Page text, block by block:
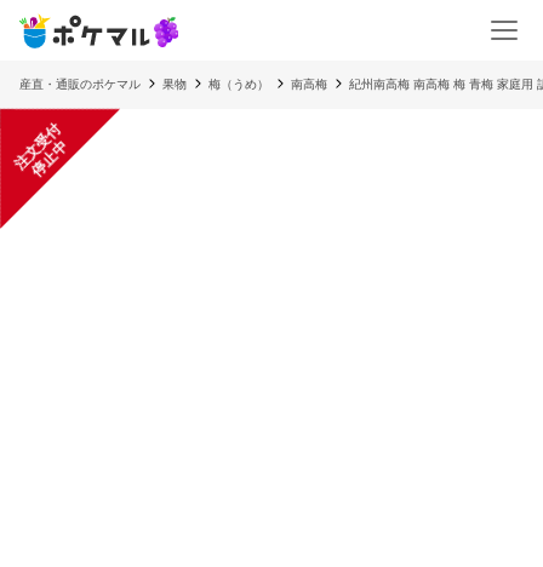
産直・通販のポケマル 果物 梅（うめ） 南高梅 紀州南高梅 南高梅 梅 青梅 家庭用
注
文
受
付
停
止
中